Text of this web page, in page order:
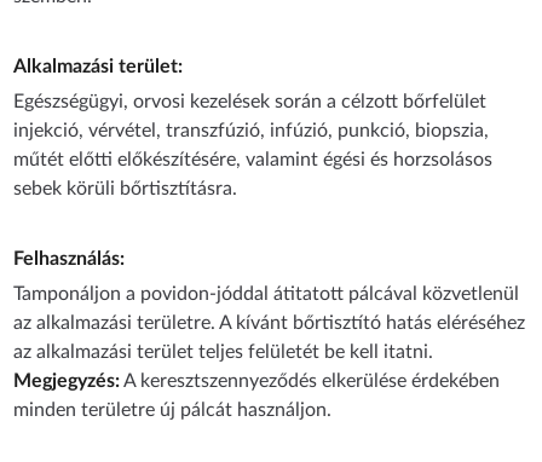
Alkalmazási terület:
Egészségügyi, orvosi kezelések során a célzott bőrfelület
injekció, vérvétel, transzfúzió, infúzió, punkció, biopszia,
műtét előtti előkészítésére, valamint égési és horzsolásos
sebek körüli bőrtisztításra.
Felhasználás:
Tamponáljon a povidon-jóddal átitatott pálcával közvetlenül
az alkalmazási területre. A kívánt bőrtisztító hatás eléréséhez
az alkalmazási terület teljes felületét be kell itatni.
Megjegyzés:A keresztszennyeződés elkerülése érdekében
minden területre új pálcát használjon.